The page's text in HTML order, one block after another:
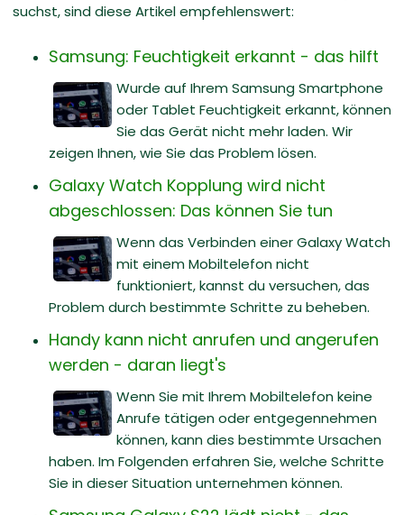
suchst, sind diese Artikel empfehlenswert:
Samsung: Feuchtigkeit erkannt - das hilft
Wurde auf Ihrem Samsung Smartphone
oder Tablet Feuchtigkeit erkannt, können
Sie das Gerät nicht mehr laden. Wir
zeigen Ihnen, wie Sie das Problem lösen.
Galaxy Watch Kopplung wird nicht
abgeschlossen: Das können Sie tun
Wenn das Verbinden einer Galaxy Watch
mit einem Mobiltelefon nicht
funktioniert, kannst du versuchen, das
Problem durch bestimmte Schritte zu beheben.
Handy kann nicht anrufen und angerufen
werden - daran liegt's
Wenn Sie mit Ihrem Mobiltelefon keine
Anrufe tätigen oder entgegennehmen
können, kann dies bestimmte Ursachen
haben. Im Folgenden erfahren Sie, welche Schritte
Sie in dieser Situation unternehmen können.